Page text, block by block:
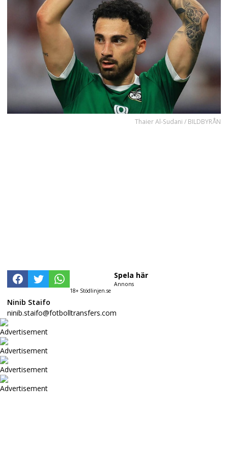
Thaier Al-Sudani / BILDBYRÅN
18+ Stödlinjen.se
Spela här
Annons
Ninib Staifo
ninib.staifo@fotbolltransfers.com